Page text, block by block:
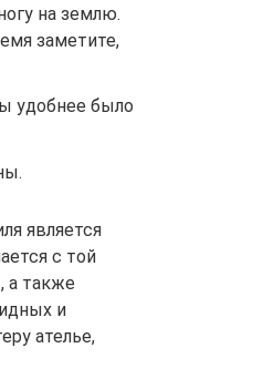
на землю.
заметите,
удобнее было
является
с той
а также
и
ателье,